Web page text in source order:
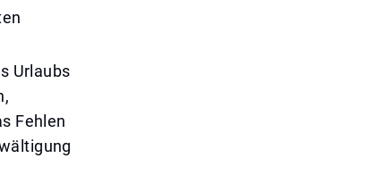
Urlaubs
Fehlen